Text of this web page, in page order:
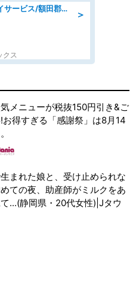
＞
介護職・ヘルパー/デイサービス/額田郡幸田町/JR東海道本線 幸田/愛知県
クス
気メニューが税抜150円引き&ご
得すぎる「感謝祭」は8月14
生まれた娘と、受け止められな
ての夜、助産師がミルクをあ
...(静岡県・20代女性)|Jタウ